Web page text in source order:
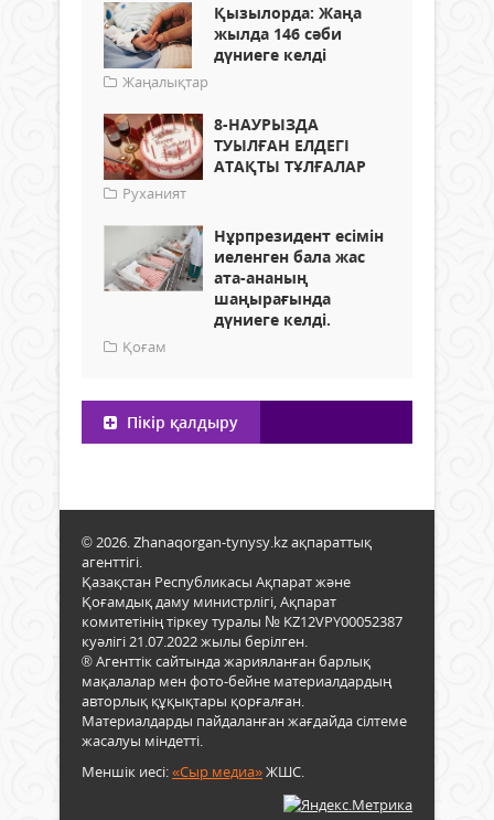
Қызылорда: Жаңа
жылда 146 сәби
дүниеге келді
Жаңалықтар
8-НАУРЫЗДА
ТУЫЛҒАН ЕЛДЕГІ
АТАҚТЫ ТҰЛҒАЛАР
Руханият
Нұрпрезидент есімін
иеленген бала жас
ата-ананың
шаңырағында
дүниеге келді.
Қоғам
Пікір қалдыру
© 2026. Zhanaqorgan-tynysy.kz ақпараттық
агенттігі.
Қазақстан Республикасы Ақпарат және
Қоғамдық даму министрлігі, Ақпарат
комитетінің тіркеу туралы № KZ12VPY00052387
куәлігі 21.07.2022 жылы берілген.
® Агенттік сайтында жарияланған барлық
мақалалар мен фото-бейне материалдардың
авторлық құқықтары қорғалған.
Материалдарды пайдаланған жағдайда сілтеме
жасалуы міндетті.
Меншік иесі:«Сыр медиа»ЖШС.